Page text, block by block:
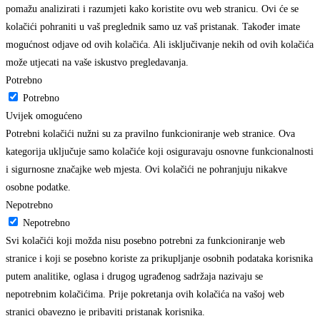
pomažu analizirati i razumjeti kako koristite ovu web stranicu. Ovi će se
kolačići pohraniti u vaš preglednik samo uz vaš pristanak. Također imate
mogućnost odjave od ovih kolačića. Ali isključivanje nekih od ovih kolačića
može utjecati na vaše iskustvo pregledavanja.
Potrebno
Potrebno
Uvijek omogućeno
Potrebni kolačići nužni su za pravilno funkcioniranje web stranice. Ova
kategorija uključuje samo kolačiće koji osiguravaju osnovne funkcionalnosti
i sigurnosne značajke web mjesta. Ovi kolačići ne pohranjuju nikakve
osobne podatke.
Nepotrebno
Nepotrebno
Svi kolačići koji možda nisu posebno potrebni za funkcioniranje web
stranice i koji se posebno koriste za prikupljanje osobnih podataka korisnika
putem analitike, oglasa i drugog ugrađenog sadržaja nazivaju se
nepotrebnim kolačićima. Prije pokretanja ovih kolačića na vašoj web
stranici obavezno je pribaviti pristanak korisnika.